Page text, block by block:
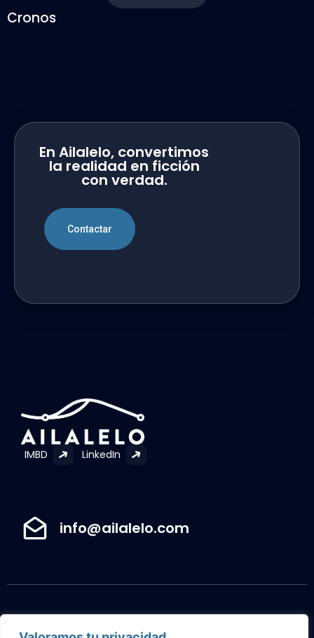
Cronos
En Ailalelo, convertimos
la realidad en ficción
con verdad.
Contactar
IMBD LinkedIn
info@ailalelo.com